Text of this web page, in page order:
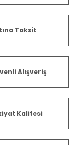
Taksit
Alışveriş
Kalitesi